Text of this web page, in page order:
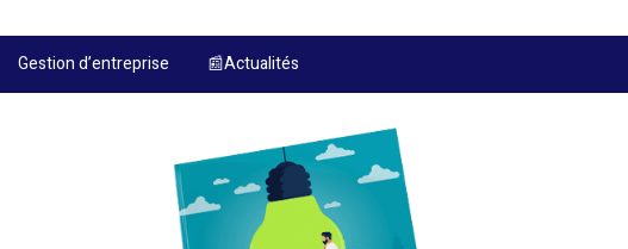
Gestion d’entreprise 📰Actualités